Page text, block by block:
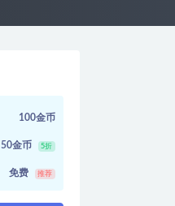
100金币
50金币 5折
免费 推荐